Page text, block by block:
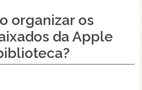
organizar os
da Apple